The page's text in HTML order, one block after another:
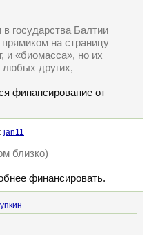
государства Балтии
на страницу
и «биомасса», но их
любых других,
финансирование от
jan11
близко)
финансировать.